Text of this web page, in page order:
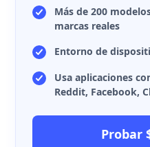
Más de 200
marcas reales
Entorno de
Usa aplicaciones
Reddit, Facebook,
Probar